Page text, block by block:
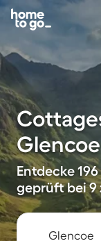
Glencoe
Entdecke
geprüft bei 9